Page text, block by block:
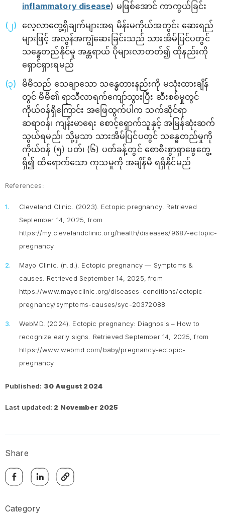
inflammatory disease) မဖြစ်အောင် ကာကွယ်ခြင်း
လေ့လာတွေ့ရှိချက်များအရ မိန်းမကိုယ်အတွင်း ဆေးရည်
များဖြင့် အလွန်အကျွံဆေးခြင်းသည် သားအိမ်ပြင်ပတွင်
သန္ဓေတည်နိုင်မှု အန္တရာယ် ပိုများလာတတ်၍ ထိုနည်းကို
ရှောင်ရှားရမည်
မိမိသည် သေချာသော သန္ဓေတားနည်းကို မသုံးထားချိန်
တွင် မိမိ၏ ရာသီလာရက်ကျော်သွားပြီး ဆီးစစ်မှုတွင်
ကိုယ်ဝန်ရှိကြောင်း အဖြေထွက်ပါက သက်ဆိုင်ရာ
ဆရာဝန်၊ ကျန်းမာရေး စောင့်ရှောက်သူနှင့် အမြန်ဆုံးဆက်
သွယ်ရမည်၊ သို့မှသာ သားအိမ်ပြင်ပတွင် သန္ဓေတည်မှုကို
ကိုယ်ဝန် (၅) ပတ်၊ (၆) ပတ်ခန့်တွင် စောစီးစွာရှာဖွေတွေ့
ရှိ၍ ထိရောက်သော ကုသမှုကို အချိန်မီ ရရှိနိုင်မည်
References:
Cleveland Clinic. (2023). Ectopic pregnancy. Retrieved
September 14, 2025, from
https://my.clevelandclinic.org/health/diseases/9687-ectopic-
pregnancy
Mayo Clinic. (n.d.). Ectopic pregnancy — Symptoms &
causes . Retrieved September 14, 2025, from
https://www.mayoclinic.org/diseases-conditions/ectopic-
pregnancy/symptoms-causes/syc-20372088
WebMD. (2024). Ectopic pregnancy: Diagnosis – How to
recognize early signs . Retrieved September 14, 2025, from
https://www.webmd.com/baby/pregnancy-ectopic-
pregnancy
Published: 30 August 2024
Last updated: 2 November 2025
Share
Category